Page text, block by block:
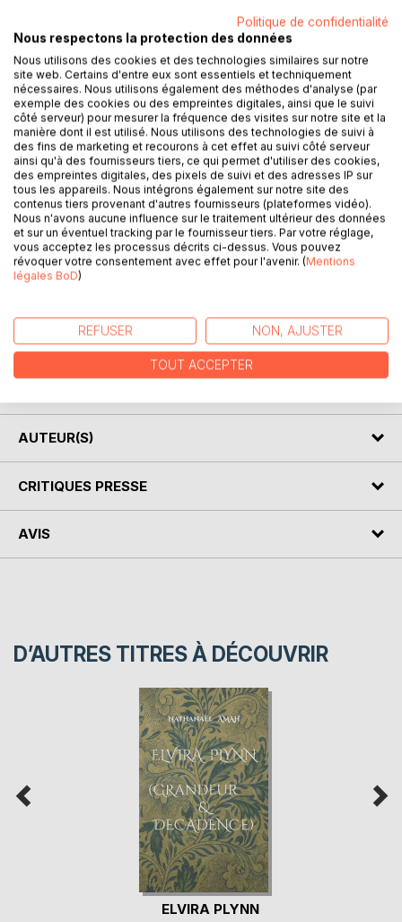
DESCRIPTION
Il ne suffit pas de se considérer comme irrésistible pour
dominer outrageusement les coeurs.
Dans les relations humaines, qui domine qui ?
La personne qui croit posséder tous les secrets de la
séduction ?
Quid de l'effet Boomerang ?
AUTEUR(S)
CRITIQUES PRESSE
AVIS
D’AUTRES TITRES À DÉCOUVRIR
ELVIRA PLYNN
Politique de confidentialité
Nous respectons la protection des données
Nous utilisons des cookies et des technologies similaires sur notre
site web. Certains d'entre eux sont essentiels et techniquement
nécessaires. Nous utilisons également des méthodes d'analyse (par
exemple des cookies ou des empreintes digitales, ainsi que le suivi
côté serveur) pour mesurer la fréquence des visites sur notre site et la
manière dont il est utilisé. Nous utilisons des technologies de suivi à
des fins de marketing et recourons à cet effet au suivi côté serveur
ainsi qu'à des fournisseurs tiers, ce qui permet d'utiliser des cookies,
des empreintes digitales, des pixels de suivi et des adresses IP sur
tous les appareils. Nous intégrons également sur notre site des
contenus tiers provenant d'autres fournisseurs (plateformes vidéo).
Nous n'avons aucune influence sur le traitement ultérieur des données
et sur un éventuel tracking par le fournisseur tiers. Par votre réglage,
vous acceptez les processus décrits ci-dessus. Vous pouvez
révoquer votre consentement avec effet pour l'avenir. (Mentions
légales BoD)
REFUSER NON, AJUSTER
TOUT ACCEPTER